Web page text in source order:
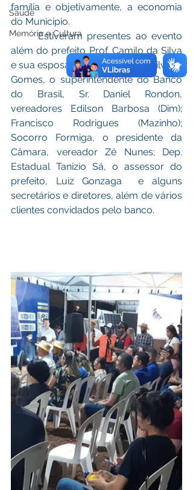
Saúde
Memória e Cultura
família e objetivamente, a economia
do Município.
      Estiveram presentes ao evento
além do prefeito Prof. Camilo da Silva
e sua esposa, a primeira dama Silvana
Gomes, o superintendente do Banco
do Brasil, Sr. Daniel Rondon,
vereadores Edilson Barbosa (Dim);
Francisco Rodrigues (Mazinho);
Socorro Formiga, o presidente da
Câmara, vereador Zé Nunes; Dep.
Estadual Tanizio Sá, o assessor do
prefeito, Luiz Gonzaga  e alguns
secretários e diretores, além de vários
clientes convidados pelo banco.